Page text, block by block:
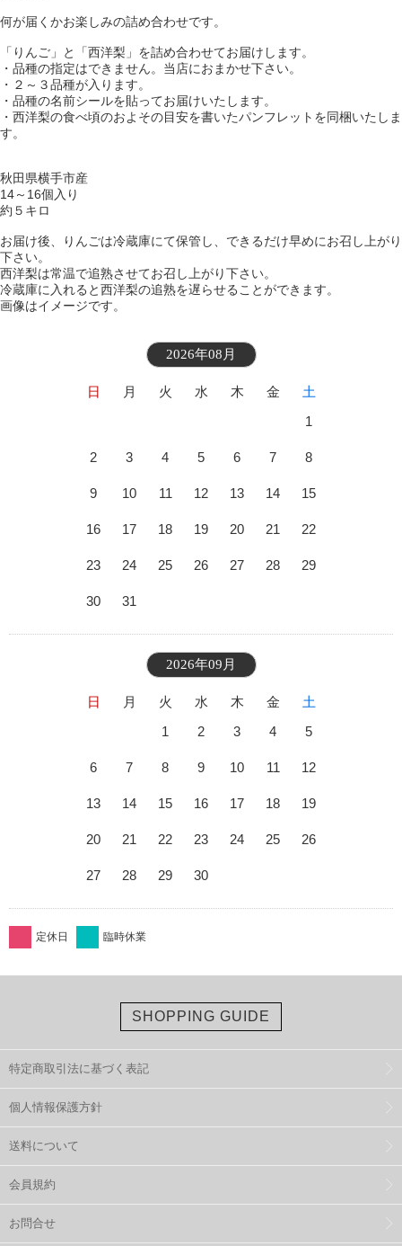
何が届くかお楽しみの詰め合わせです。
「りんご」と「西洋梨」を詰め合わせてお届けします。
・品種の指定はできません。当店におまかせ下さい。
・２～３品種が入ります。
・品種の名前シールを貼ってお届けいたします。
・西洋梨の食べ頃のおよその目安を書いたパンフレットを同梱いたしま
す。
秋田県横手市産
14～16個入り
約５キロ
お届け後、りんごは冷蔵庫にて保管し、できるだけ早めにお召し上がり
下さい。
西洋梨は常温で追熟させてお召し上がり下さい。
冷蔵庫に入れると西洋梨の追熟を遅らせることができます。
画像はイメージです。
2026年08月
日 月 火 水 木 金
土
1
2 3 4 5 6 7 8
9 10 11 12 13 14 15
16 17 18 19 20 21 22
23 24 25 26 27 28 29
30 31
2026年09月
日 月 火 水 木 金
土
1
2 3 4 5
6 7 8 9 10 11 12
13 14 15 16 17 18 19
20 21 22 23 24 25 26
27 28 29 30
定休日 臨時休業
SHOPPING GUIDE
特定商取引法に基づく表記
個人情報保護方針
送料について
会員規約
お問合せ